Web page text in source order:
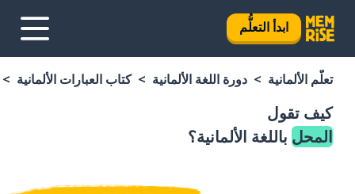
ابدأ التعلُّم
تعلَّم الألمانية دورة اللغة الألمانية كتاب العبارات الألمانية
كيف تقول
المحل باللغة الألمانية؟